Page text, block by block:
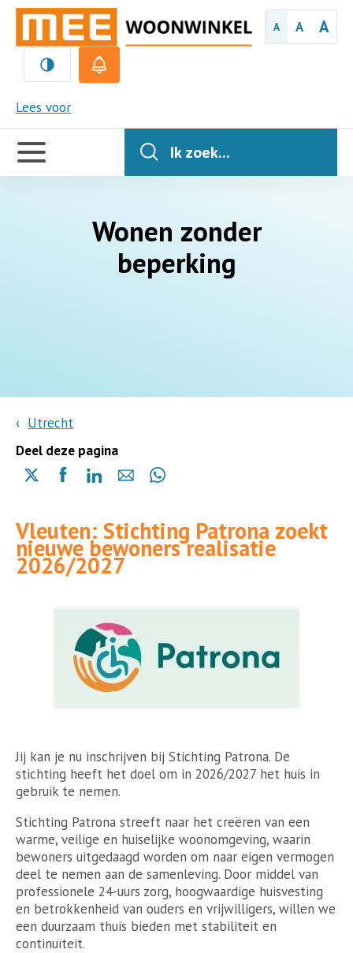
A A A
Lees voor
MEE
Handige
links
Ik zoek...
Wonen zonder
beperking
Utrecht
Deel deze pagina
Delen
(opent
in
een
nieuwe
Delen
(opent
in
een
nieuwe
Delen
(opent
in
een
nieuwe
Delen
mail
Delen
(opent
in
Vleuten: Stichting Patrona zoekt
nieuwe bewoners realisatie
2026/2027
Jij kan je nu inschrijven bij Stichting Patrona. De
stichting heeft het doel om in 2026/2027 het huis in
gebruik te nemen.
Stichting Patrona streeft naar het creëren van een
warme, veilige en huiselijke woonomgeving, waarin
bewoners uitgedaagd worden om naar eigen vermogen
deel te nemen aan de samenleving. Door middel van
professionele 24-uurs zorg, hoogwaardige huisvesting
en betrokkenheid van ouders en vrijwilligers, willen we
een duurzaam thuis bieden met stabiliteit en
continuïteit.